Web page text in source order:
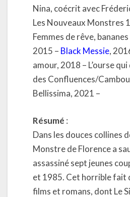
Nina, coécrit avec
Les Nouveaux Monstres
Femmes de rêve,
2015 – Black Messie,
amour, 2018 – L’ourse
des Confluences/
Bellissima, 2021 –
Résumé :
Dans les douces collines
Monstre de Florence a
assassiné sept jeunes
et 1985. Cet horrible fait
films et romans, dont Le